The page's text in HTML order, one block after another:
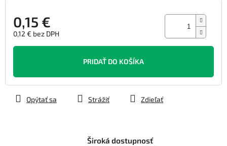
0,15 €
0,12 € bez DPH
Jednotková
PRIDAŤ DO KOŠÍKA
Opýtať sa Strážiť Zdieľať
Široká dostupnosť